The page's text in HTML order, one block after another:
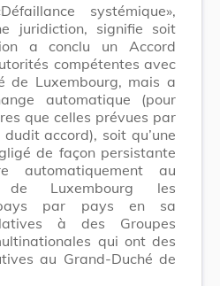
systémique»,
juridiction, signifie soit
a conclu un Accord
compétentes avec
de Luxembourg, mais a
automatique (pour
que celles prévues par
accord), soit qu’une
de façon persistante
automatiquement au
de Luxembourg les
par pays en sa
à des Groupes
qui ont des
au Grand-Duché de